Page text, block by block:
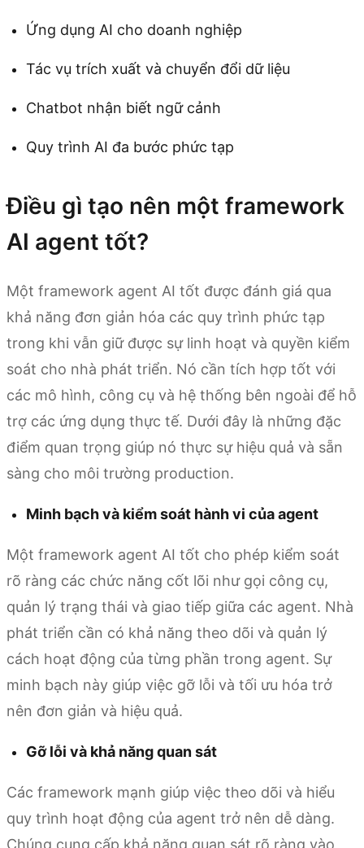
Ứng dụng AI cho doanh nghiệp
Tác vụ trích xuất và chuyển đổi dữ liệu
Chatbot nhận biết ngữ cảnh
Quy trình AI đa bước phức tạp
Điều gì tạo nên một framework
AI agent tốt?
Một framework agent AI tốt được đánh giá qua
khả năng đơn giản hóa các quy trình phức tạp
trong khi vẫn giữ được sự linh hoạt và quyền kiểm
soát cho nhà phát triển. Nó cần tích hợp tốt với
các mô hình, công cụ và hệ thống bên ngoài để hỗ
trợ các ứng dụng thực tế. Dưới đây là những đặc
điểm quan trọng giúp nó thực sự hiệu quả và sẵn
sàng cho môi trường production.
Minh bạch và kiểm soát hành vi của agent
Một framework agent AI tốt cho phép kiểm soát
rõ ràng các chức năng cốt lõi như gọi công cụ,
quản lý trạng thái và giao tiếp giữa các agent. Nhà
phát triển cần có khả năng theo dõi và quản lý
cách hoạt động của từng phần trong agent. Sự
minh bạch này giúp việc gỡ lỗi và tối ưu hóa trở
nên đơn giản và hiệu quả.
Gỡ lỗi và khả năng quan sát
Các framework mạnh giúp việc theo dõi và hiểu
quy trình hoạt động của agent trở nên dễ dàng.
Chúng cung cấp khả năng quan sát rõ ràng vào